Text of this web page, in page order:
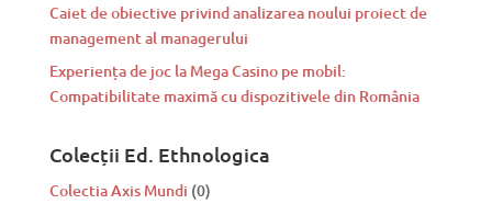
Caiet de obiective privind analizarea noului proiect de
management al managerului
Experiența de joc la Mega Casino pe mobil:
Compatibilitate maximă cu dispozitivele din România
Colecții Ed. Ethnologica
Colectia Axis Mundi (0)